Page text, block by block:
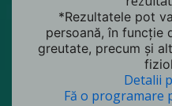
*Rezultatele pot
persoană, în funcție
greutate, precum și
Detalii
Fă o programare